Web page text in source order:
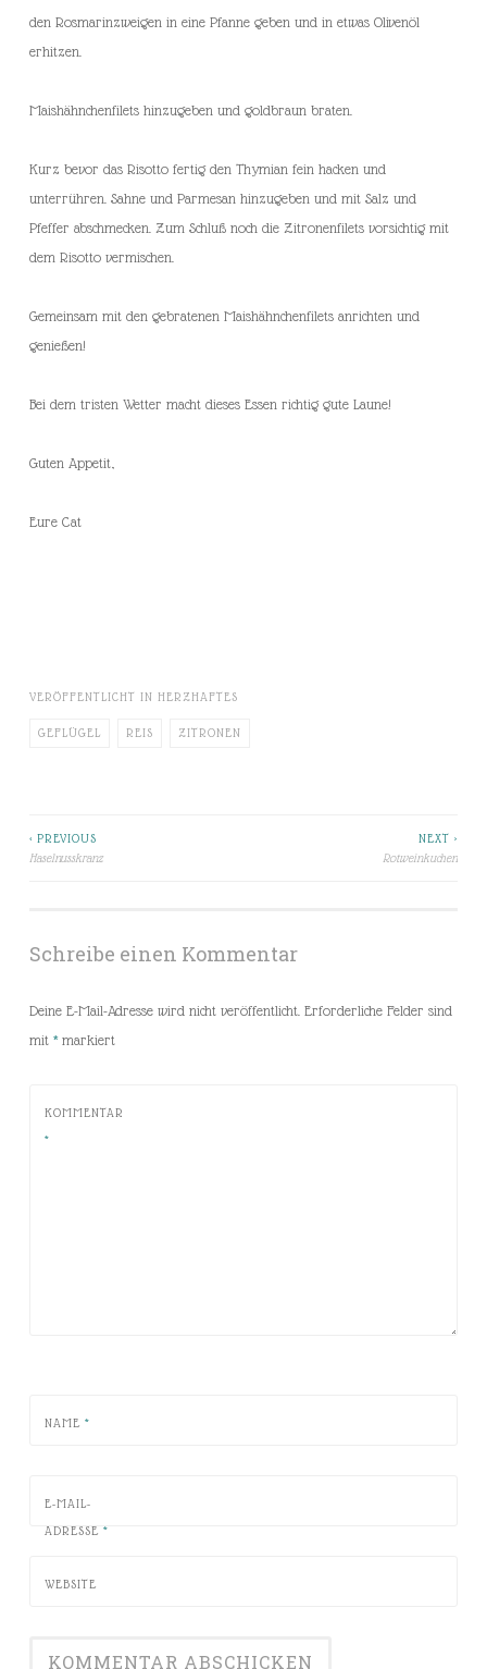
den Rosmarinzweigen in eine Pfanne geben und in etwas Olivenöl
erhitzen.
Maishähnchenfilets hinzugeben und goldbraun braten.
Kurz bevor das Risotto fertig den Thymian fein hacken und
unterrühren. Sahne und Parmesan hinzugeben und mit Salz und
Pfeffer abschmecken. Zum Schluß noch die Zitronenfilets vorsichtig mit
dem Risotto vermischen.
Gemeinsam mit den gebratenen Maishähnchenfilets anrichten und
genießen!
Bei dem tristen Wetter macht dieses Essen richtig gute Laune!
Guten Appetit,
Eure Cat
VERÖFFENTLICHT IN HERZHAFTES
GEFLÜGEL REIS ZITRONEN
Beitragsnavigation
< PREVIOUS
Haselnusskranz
NEXT >
Rotweinkuchen
Schreibe einen Kommentar
Deine E-Mail-Adresse wird nicht veröffentlicht. Erforderliche Felder sind
mit *markiert
KOMMENTAR
*
NAME *
E-MAIL-
ADRESSE *
WEBSITE